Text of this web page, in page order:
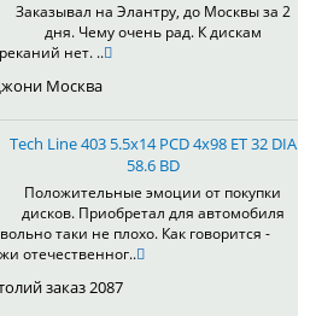
Заказывал на Элантру, до Москвы за 2
дня. Чему очень рад. К дискам
нет. ..
Москва
Tech Line 403 5.5x14 PCD 4x98 ET 32 DIA
58.6 BD
Положительные эмоции от покупки
дисков. Приобретал для автомобиля
таки не плохо. Как говорится -
отечественног..
заказ 2087